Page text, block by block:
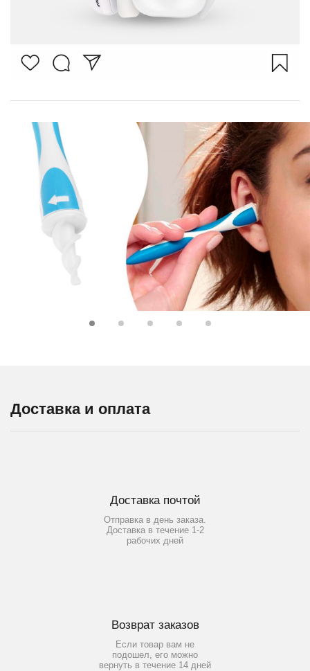
Доставка и оплата
Доставка почтой
Отправка в день заказа.
Доставка в течение 1-2
рабочих дней
Возврат заказов
Если товар вам не
подошел, его можно
вернуть в течение 14 дней